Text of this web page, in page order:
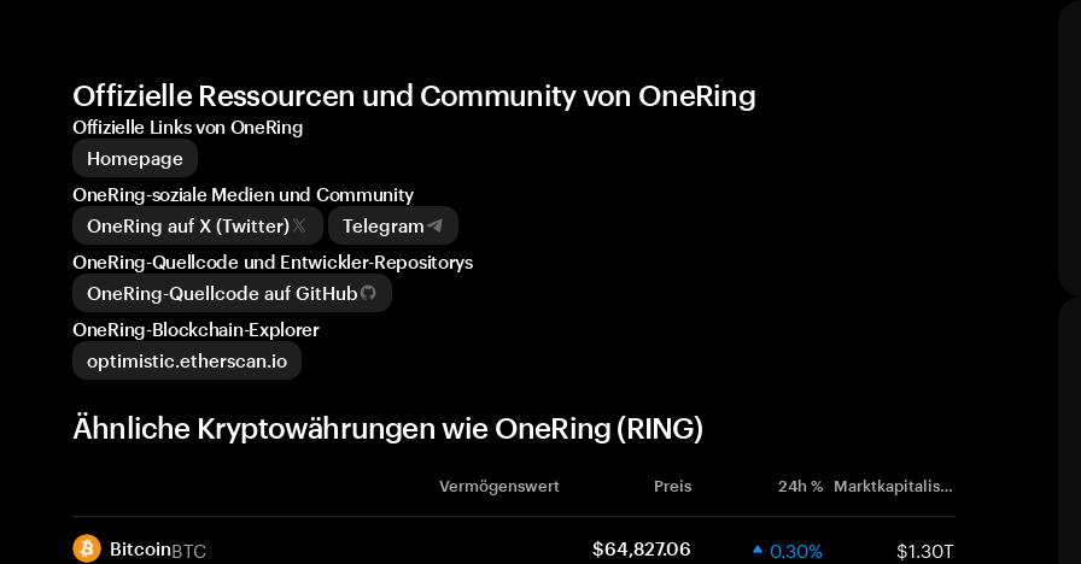
Offizielle Ressourcen und Community von OneRing
Offizielle Links von OneRing
Homepage
OneRing-soziale Medien und Community
OneRing auf X (Twitter)
Telegram
OneRing-Quellcode und Entwickler-Repositorys
OneRing-Quellcode auf GitHub
OneRing-Blockchain-Explorer
optimistic.etherscan.io
Ähnliche Kryptowährungen wie OneRing (RING)
Vermögenswert Preis 24h % Marktkapitalisierung
BitcoinBTC $64,827.06 0.30% $1.30T